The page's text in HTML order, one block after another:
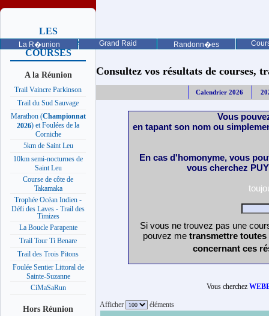
La R�union Grand Raid Randonn�es
LES
PROCHAINES
COURSES
A la Réunion
Trail Vaincre Parkinson
Trail du Sud Sauvage
Marathon (Championnat
2026) et Foulées de la
Corniche
5km de Saint Leu
10km semi-nocturnes de
Saint Leu
Course de côte de
Takamaka
Trophée Océan Indien -
Défi des Laves - Trail des
Timizes
La Boucle Parapente
Trail Tour Ti Benare
Trail des Trois Pitons
Foulée Sentier Littoral de
Sainte-Suzanne
CiMaSaRun
Hors Réunion
Consultez vos résultats de courses,
Calendrier 2026
Vous
en tapant son nom ou
En cas d'homonyme, vous
vous cherchez
Si vous ne trouvez pas une
pouvez me transmettre
concernant ces
Vous cherchez
Afficher éléments